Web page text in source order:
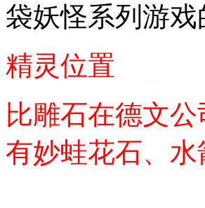
袋妖怪系列游
精灵位置
比雕石在德文
有妙蛙花石、